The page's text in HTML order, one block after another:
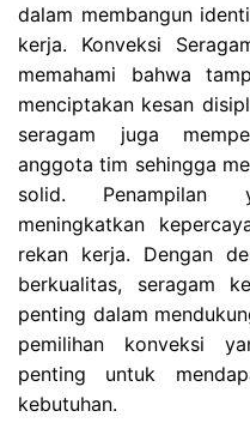
dalam membangun
kerja. Konveksi
memahami bahwa
menciptakan kesan
seragam juga
anggota tim sehingga
solid. Penampilan
meningkatkan
rekan kerja. Dengan
berkualitas, seragam
penting dalam
pemilihan konveksi
penting untuk
kebutuhan.